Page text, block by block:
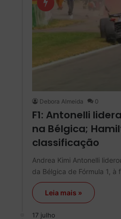
Debora Almeida 0
F1: Antonelli
na Bélgica;
classificação
Andrea Kimi Antonelli
da Bélgica de Fórmula 1,
Leia mais »
17 julho